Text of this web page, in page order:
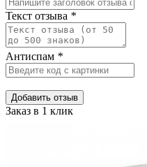
Текст отзыва *
Антиспам *
Добавить отзыв
Заказ в 1 клик